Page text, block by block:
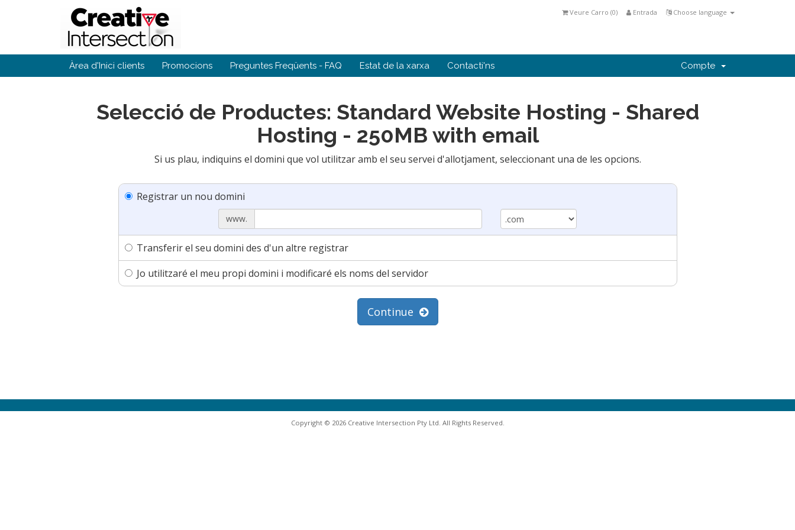
Choose language
Entrada
Veure Carro (0)
Àrea d'Inici clients Promocions Preguntes Freqüents - FAQ Estat de la xarxa Contacti'ns Compte
Selecció de Productes: Standard Website Hosting - Shared
Hosting - 250MB with email
Si us plau, indiquins el domini que vol utilitzar amb el seu servei d'allotjament, seleccionant una de les opcions.
Registrar un nou domini
www.
Transferir el seu domini des d'un altre registrar
Jo utilitzaré el meu propi domini i modificaré els noms del servidor
Continue
Copyright © 2026 Creative Intersection Pty Ltd. All Rights Reserved.